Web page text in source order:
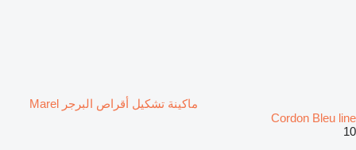
ماكينة تشكيل أقراص البرجر Marel
Cordon Bleu line
10